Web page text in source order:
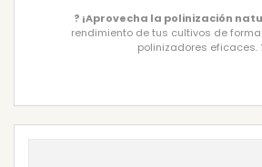
? ¡Aprovecha la polinización
rendimiento de tus cultivos de
polinizadores eficaces.